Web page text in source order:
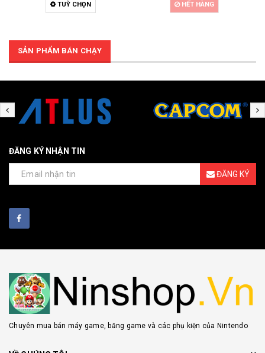
TUỲ CHỌN HẾT HÀNG
SẢN PHẨM BÁN CHẠY
ĐĂNG KÝ NHẬN TIN
ĐĂNG KÝ
Chuyên mua bán máy game, băng game và các phụ kiện của Nintendo